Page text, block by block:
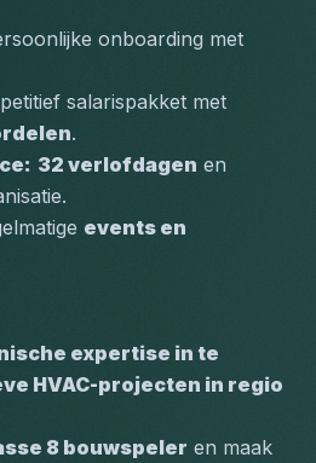
onboarding met
.
32 verlofdagen en
events en
expertise in te
HVAC-projecten in regio
8 bouwspeler en maak